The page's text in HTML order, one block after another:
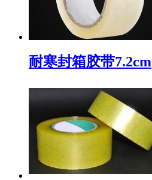
耐寒封箱胶带7.2cm